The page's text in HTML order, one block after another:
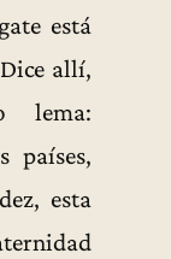
está
allí,
lema:
países,
esta